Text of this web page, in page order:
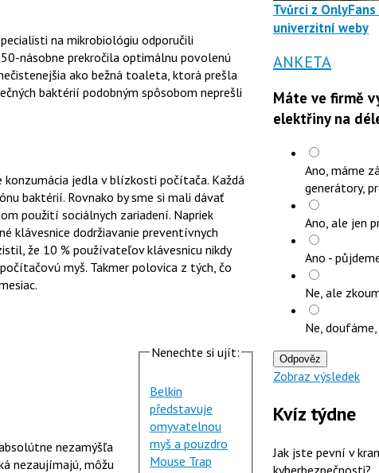
na mikrobiológiu odporučili
násobne prekročila optimálnu povolenú
ako bežná toaleta, ktorá prešla
baktérií podobným spôsobom neprešli
jedla v blízkosti počítača. Každá
baktérií. Rovnako by sme si mali dávať
použití sociálnych zariadení. Napriek
klávesnice dodržiavanie preventívnych
že 10 % používateľov klávesnicu nikdy
myš. Takmer polovica z tých, čo
nezamýšľa
nezaujímajú, môžu
Nenechte si ujít:
Belkin
představuje
omyvatelnou
myš a pouzdro
Mouse Trap
Tvůrci z
univerzitní weby
ANKETA
Máte ve firmě
elektřiny na
Ano, máme
generátory,
Ano, ale jen
Ano -
Ne, ale
Ne,
Odpověz
Zobraz výsledek
Kvíz týdne
Jak jste pevní v
kyberbezpečnosti?